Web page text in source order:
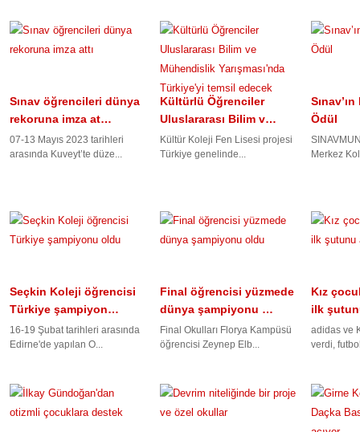
Sınav öğrencileri dünya
rekoruna imza at…
07-13 Mayıs 2023 tarihleri
arasında Kuveyt’te düze...
Kültürlü Öğrenciler
Uluslararası Bilim v…
Kültür Koleji Fen Lisesi projesi
Türkiye genelinde...
Ödül
Merkez
Seçkin Koleji öğrencisi
Türkiye şampiyon…
16-19 Şubat tarihleri arasında
Edirne'de yapılan O...
Final öğrencisi yüzmede
dünya şampiyonu …
Final Okulları Florya Kampüsü
öğrencisi Zeynep Elb...
Kız
ilk
adidas ve
verdi,